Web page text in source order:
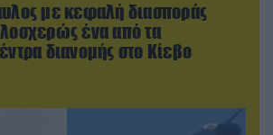
με κεφαλή διασποράς
ένα από τα
διανομής στο Κίεβο